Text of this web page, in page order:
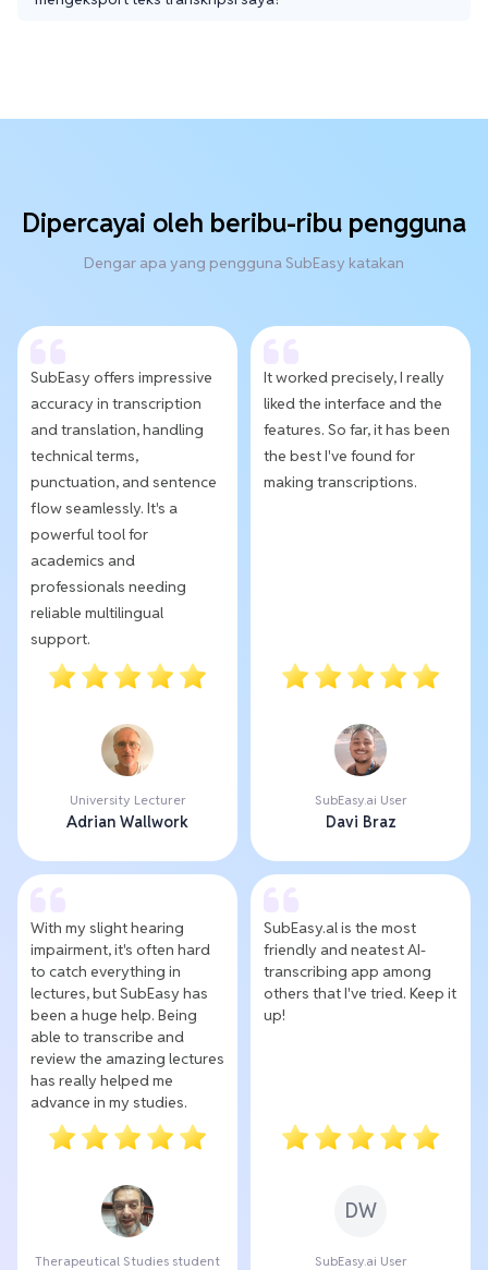
Dipercayai oleh beribu-ribu pengguna
Dengar apa yang pengguna SubEasy katakan
SubEasy offers impressive
accuracy in transcription
and translation, handling
technical terms,
punctuation, and sentence
flow seamlessly. It's a
powerful tool for
academics and
professionals needing
reliable multilingual
support.
University Lecturer
Adrian Wallwork
It worked precisely, I really
liked the interface and the
features. So far, it has been
the best I've found for
making transcriptions.
SubEasy.ai User
Davi Braz
With my slight hearing
impairment, it's often hard
to catch everything in
lectures, but SubEasy has
been a huge help. Being
able to transcribe and
review the amazing lectures
has really helped me
advance in my studies.
Therapeutical Studies student
SubEasy.al is the most
friendly and neatest AI-
transcribing app among
others that I've tried. Keep it
up!
DW
SubEasy.ai User